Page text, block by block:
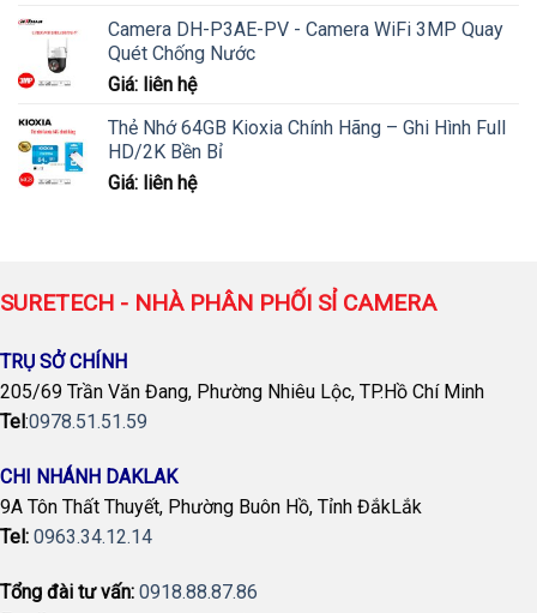
Camera DH-P3AE-PV - Camera WiFi 3MP Quay
Quét Chống Nước
Giá: liên hệ
Thẻ Nhớ 64GB Kioxia Chính Hãng – Ghi Hình Full
HD/2K Bền Bỉ
Giá: liên hệ
SURETECH - NHÀ PHÂN PHỐI SỈ CAMERA
TRỤ SỞ CHÍNH
205/69 Trần Văn Đang, Phường Nhiêu Lộc, TP.Hồ Chí Minh
Tel:0978.51.51.59
CHI NHÁNH DAKLAK
9A Tôn Thất Thuyết, Phường Buôn Hồ, Tỉnh ĐắkLắk
Tel: 0963.34.12.14
Tổng đài tư vấn: 0918.88.87.86